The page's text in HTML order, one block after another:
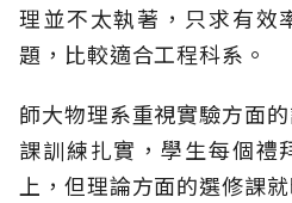
理並不太執著，只求有效
題，比較適合工程科系。
師大物理系重視實驗方面
課訓練扎實，學生每個禮
上，但理論方面的選修課